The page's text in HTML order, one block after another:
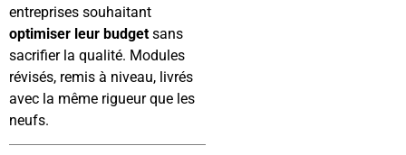
entreprises souhaitant
optimiser leur budget sans
sacrifier la qualité. Modules
révisés, remis à niveau, livrés
avec la même rigueur que les
neufs.